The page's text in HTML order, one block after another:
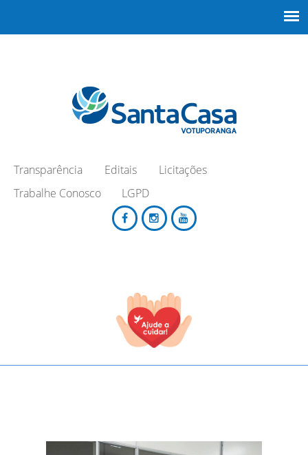
Transparência Editais
Licitações
Trabalhe Conosco
LGPD